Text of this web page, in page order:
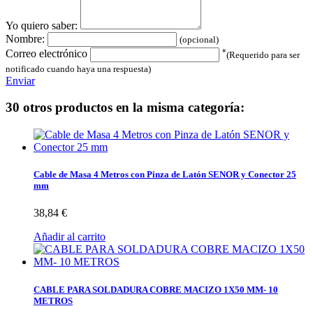
Yo quiero saber:
Nombre:
(opcional)
Correo electrónico *(Requerido para ser
notificado cuando haya una respuesta)
Enviar
30 otros productos en la misma categoría:
Cable de Masa 4 Metros con Pinza de Latón SENOR y Conector 25
mm
38,84 €
Añadir al carrito
CABLE PARA SOLDADURA COBRE MACIZO 1X50 MM- 10
METROS